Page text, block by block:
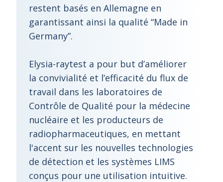
restent basés en Allemagne en
garantissant ainsi la qualité “Made in
Germany”.
Elysia-raytest a pour but d’améliorer
la convivialité et l’efficacité du flux de
travail dans les laboratoires de
Contrôle de Qualité pour la médecine
nucléaire et les producteurs de
radiopharmaceutiques, en mettant
l'accent sur les nouvelles technologies
de détection et les systèmes LIMS
conçus pour une utilisation intuitive.